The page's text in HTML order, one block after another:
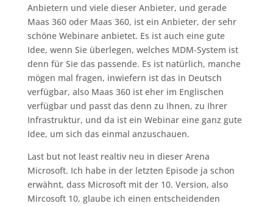
Anbietern und viele dieser Anbieter, und gerade
Maas 360 oder Maas 360, ist ein Anbieter, der sehr
schöne Webinare anbietet. Es ist auch eine gute
Idee, wenn Sie überlegen, welches MDM-System ist
denn für Sie das passende. Es ist natürlich, manche
mögen mal fragen, inwiefern ist das in Deutsch
verfügbar, also Maas 360 ist eher im Englischen
verfügbar und passt das denn zu Ihnen, zu Ihrer
Infrastruktur, und da ist ein Webinar eine ganz gute
Idee, um sich das einmal anzuschauen.
Last but not least realtiv neu in dieser Arena
Microsoft. Ich habe in der letzten Episode ja schon
erwähnt, dass Microsoft mit der 10. Version, also
Mircosoft 10, glaube ich einen entscheidenden